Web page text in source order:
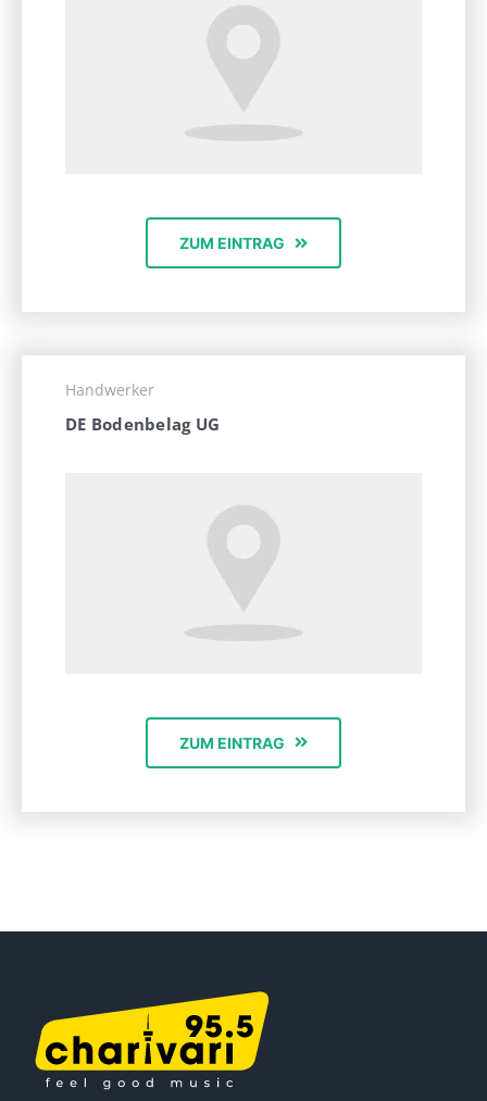
ZUM EINTRAG
Handwerker
DE Bodenbelag UG
ZUM EINTRAG